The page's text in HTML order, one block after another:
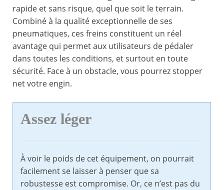
rapide et sans risque, quel que soit le terrain.
Combiné à la qualité exceptionnelle de ses
pneumatiques, ces freins constituent un réel
avantage qui permet aux utilisateurs de pédaler
dans toutes les conditions, et surtout en toute
sécurité. Face à un obstacle, vous pourrez stopper
net votre engin.
Assez léger
À voir le poids de cet équipement, on pourrait
facilement se laisser à penser que sa
robustesse est compromise. Or, ce n’est pas du